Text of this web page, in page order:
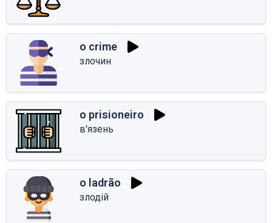
o crime
злочин
o prisioneiro
в'язень
o ladrão
злодій